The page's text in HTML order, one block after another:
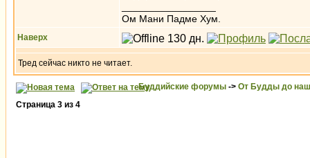
Ом Мани Падме Хум.
Наверх
Тред сейчас никто не читает.
Буддийские форумы -> От Будды до
Страница 3 из 4